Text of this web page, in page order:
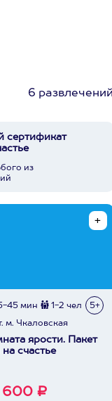
6
сертификат
из
45 мин 1-2 чел 5+
м. Чкаловская
ярости. Пакет
на счастье
600 ₽